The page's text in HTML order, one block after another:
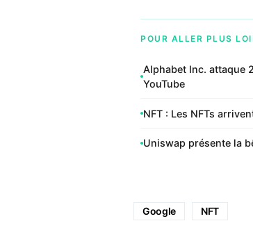
POUR ALLER PLUS
Alphabet Inc. attaque
YouTube
NFT : Les NFTs
Uniswap présente la
Google NFT